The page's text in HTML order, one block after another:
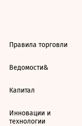
Правила торговли
Ведомости&
Капитал
Инновации и
технологии